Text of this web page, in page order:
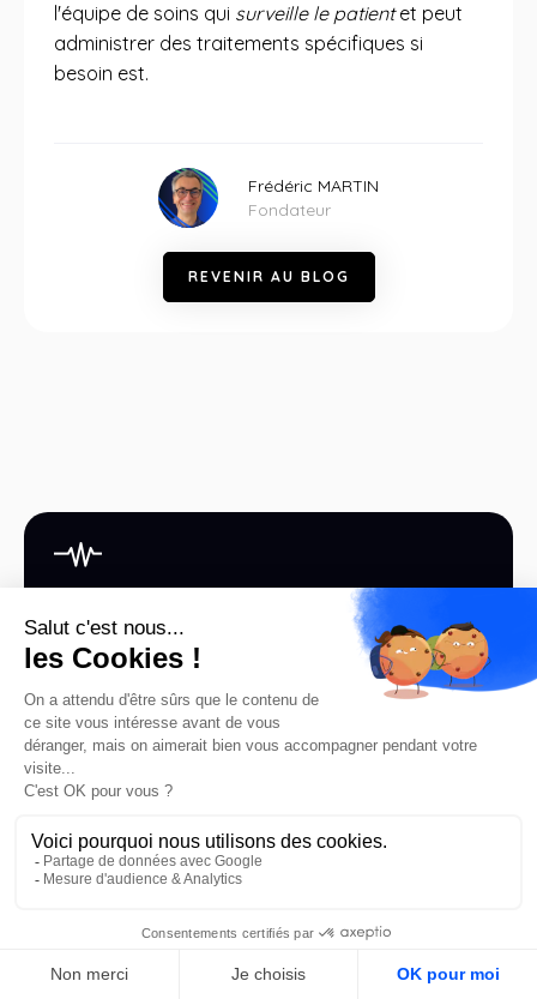
l'équipe de soins qui surveille le patientet peut
administrer des traitements spécifiques si
besoin est.
Frédéric MARTIN
Fondateur
RE VE NIR AU BLOG
Nos équipes
s’engagent à évaluer
vos besoins, et à vous
apporter une réponse
en moins de 48h
FR